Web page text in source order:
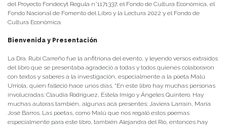
del Proyecto Fondecyt Regula n°1171337, el Fondo de Cultura Económica, el
Fondo Nacional de Fomento del Libro y la Lectura 2022 y el Fondo de
Cultura Económica.
Bienvenida y Presentación
La Dra. Rubí Carreño fue la anfitriona del evento, y leyendo versos extraídos
del libro que se presentaba agradeció a todas y todos quienes colaboraron
con textos y saberes a la investigación, especialmente a la poeta Malú
Urriola, quien falleció hace unos días. “En este libro hay muchas personas
involucradas: Claudia Rodríguez, Estela Imigo y Ángeles Quintero. Hay
muchas autoras también, algunas acá presentes: Javiera Larraín, María
José Barros. Las poetas, como Malú que nos regaló estos poemas
especialmente para este libro, también Alejandra del Rio, entonces hay